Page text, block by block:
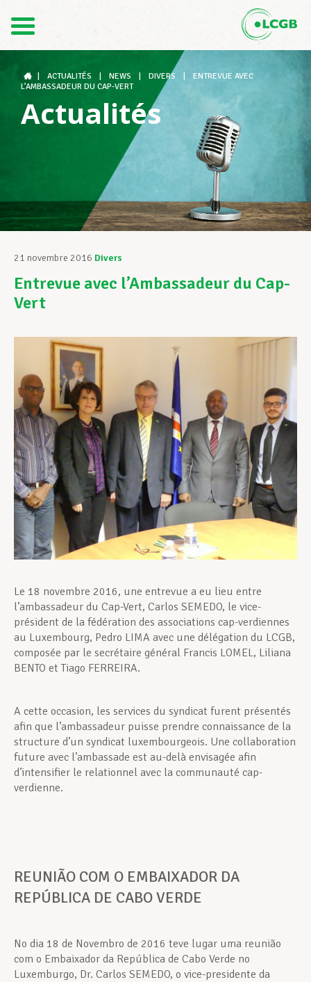
DE
Le LCGB
Structures syndicales
Assistance au Travail
Vos droits
Assistance en vie privée
Développement professionnel
Devenir Membre
Actualités
ACTUALITÉS NEWS DIVERS
ENTREVUE AVEC
L’AMBASSADEUR DU CAP-VERT
Actualités
21 novembre 2016 Divers
Entrevue avec l’Ambassadeur du Cap-
Vert
Le 18 novembre 2016, une entrevue a eu lieu entre
l’ambassadeur du Cap-Vert, Carlos SEMEDO, le vice-
président de la fédération des associations cap-verdiennes
au Luxembourg, Pedro LIMA avec une délégation du LCGB,
composée par le secrétaire général Francis LOMEL, Liliana
BENTO et Tiago FERREIRA.
A cette occasion, les services du syndicat furent présentés
afin que l’ambassadeur puisse prendre connaissance de la
structure d’un syndicat luxembourgeois. Une collaboration
future avec l’ambassade est au-delà envisagée afin
d’intensifier le relationnel avec la communauté cap-
verdienne.
REUNIÃO COM O EMBAIXADOR DA
REPÚBLICA DE CABO VERDE
No dia 18 de Novembro de 2016 teve lugar uma reunião
com o Embaixador da República de Cabo Verde no
Luxemburgo, Dr. Carlos SEMEDO, o vice-presidente da